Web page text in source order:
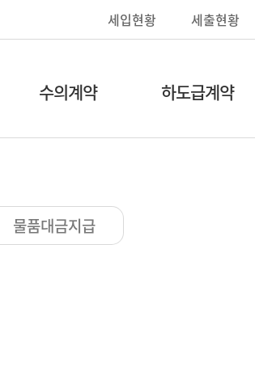
세입현황 세출현황
수의계약 하도급계약
물품대금지급